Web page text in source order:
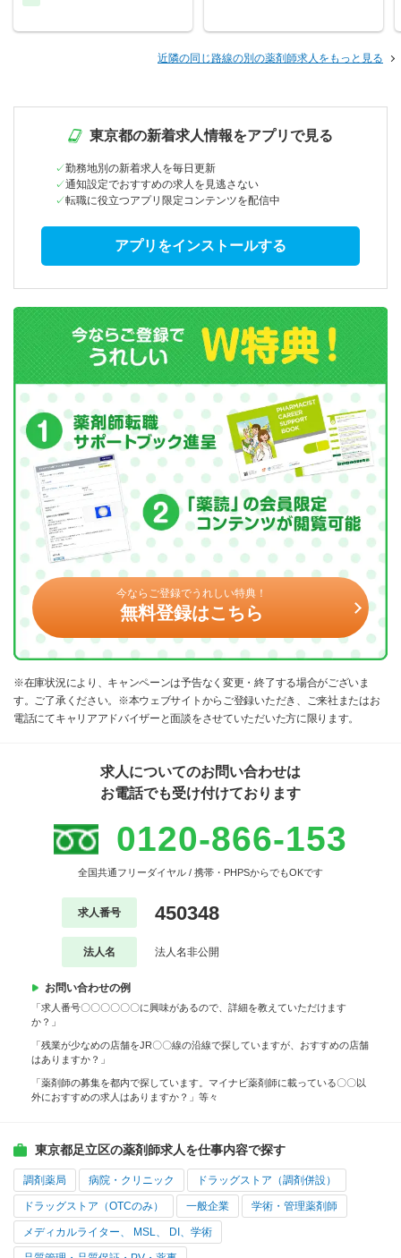
近隣の同じ路線の別の薬剤師求人をもっと見る
東京都の新着求人情報をアプリで見る
勤務地別の新着求人を毎日更新
通知設定でおすすめの求人を見逃さない
転職に役立つアプリ限定コンテンツを配信中
アプリをインストールする
今ならご登録でうれしい特典！
無料登録はこちら
※在庫状況により、キャンペーンは予告なく変更・終了する場合がございま
す。ご了承ください。※本ウェブサイトからご登録いただき、ご来社またはお
電話にてキャリアアドバイザーと面談をさせていただいた方に限ります。
求人についてのお問い合わせは
お電話でも受け付けております
0120-866-153
全国共通フリーダイヤル / 携帯・PHPSからでもOKです
求人番号 450348
法人名 法人名非公開
お問い合わせの例
「求人番号〇〇〇〇〇〇に興味があるので、詳細を教えていただけます
か？」
「残業が少なめの店舗をJR〇〇線の沿線で探していますが、おすすめの店舗
はありますか？」
「薬剤師の募集を都内で探しています。マイナビ薬剤師に載っている〇〇以
外におすすめの求人はありますか？」等々
東京都足立区の薬剤師求人を仕事内容で探す
調剤薬局 病院・クリニック ドラッグストア（調剤併設）
ドラッグストア（OTCのみ） 一般企業 学術・管理薬剤師
メディカルライター、 MSL、 DI、学術